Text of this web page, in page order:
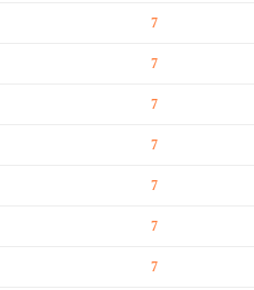
7
7
7
7
7
7
7